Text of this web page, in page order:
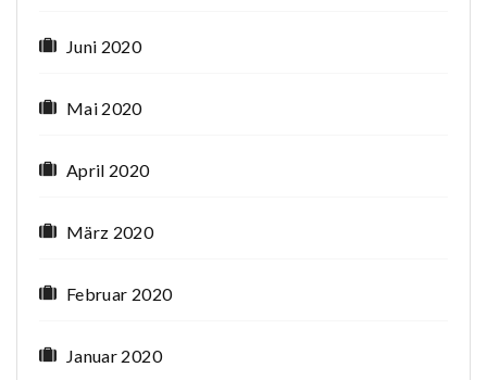
Juni 2020
Mai 2020
April 2020
März 2020
Februar 2020
Januar 2020